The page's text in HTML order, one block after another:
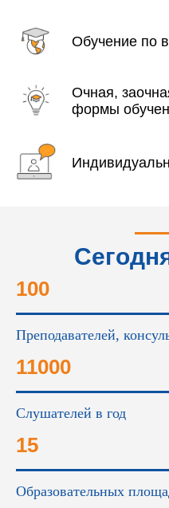
Обучение по
Очная,
формы
100
Преподавателей,
11000
Слушателей в год
15
Образовательных